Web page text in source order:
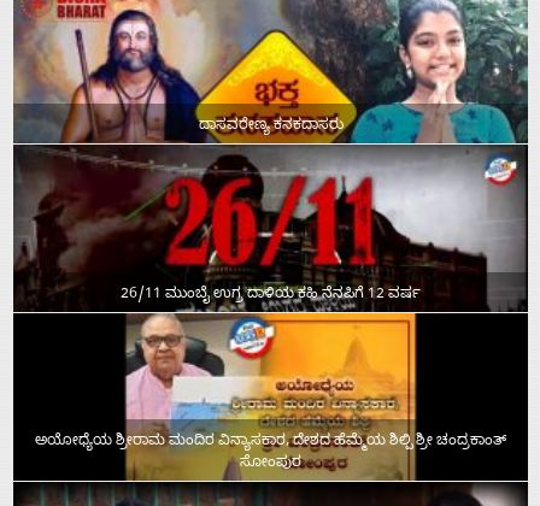
ದಾಸವರೇಣ್ಯ ಕನಕದಾಸರು
26/11 ಮುಂಬೈ ಉಗ್ರ ದಾಳಿಯ ಕಹಿ ನೆನಪಿಗೆ 12 ವರ್ಷ
ಅಯೋಧ್ಯೆಯ ಶ್ರೀರಾಮ ಮಂದಿರ ವಿನ್ಯಾಸಕಾರ, ದೇಶದ ಹೆಮ್ಮೆಯ ಶಿಲ್ಪಿ ಶ್ರೀ ಚಂದ್ರಕಾಂತ್‌
ಸೋಂಪುರ